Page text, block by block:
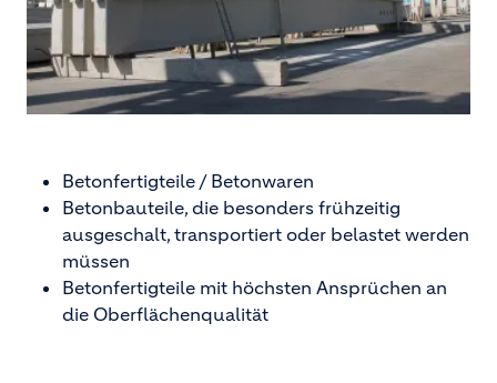
Betonfertigteile / Betonwaren
Betonbauteile, die besonders frühzeitig
ausgeschalt, transportiert oder belastet werden
müssen
Betonfertigteile mit höchsten Ansprüchen an
die Oberflächenqualität